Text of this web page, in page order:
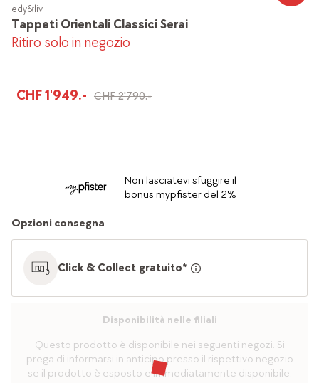
Tappeti Orientali Classici Serai
edy&liv
Ritiro solo in negozio
CHF 1'949.- CHF 2'790.-
Non lasciatevi sfuggire il
bonus mypfister del 2%
Opzioni consegna
Click & Collect gratuito*
Disponibilità nelle filiali
Questo prodotto è disponibile nei seguenti negozi. Si
prega di informarsi in anticipo presso il rispettivo negozio
se il prodotto è esposto e immediatamente disponibile.